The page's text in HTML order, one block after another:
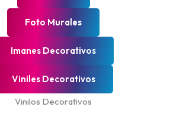
Foto Murales
Imanes Decorativos
Viniles Decorativos
Vinilos Decorativos